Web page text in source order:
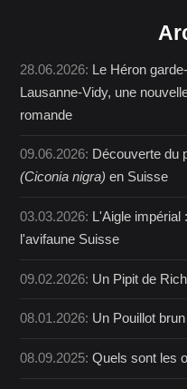
28.06.2026: Le Héron
Lausanne-Vidy, une
romande
09.06.2026: Découverte du
(Ciconia nigra) en Suisse
03.03.2026: L'Aigle impérial
l'avifaune Suisse
09.02.2026: Un Pipit de
08.01.2026: Un Pouillot
08.09.2025:Quels sont les